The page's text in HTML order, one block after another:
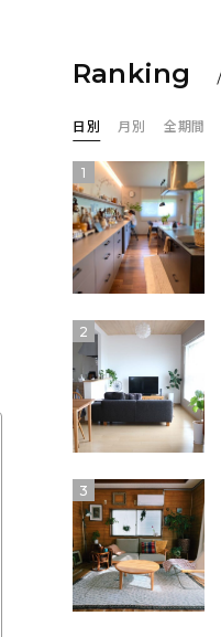
Ranking
日別 月別 全期間
1
2
3